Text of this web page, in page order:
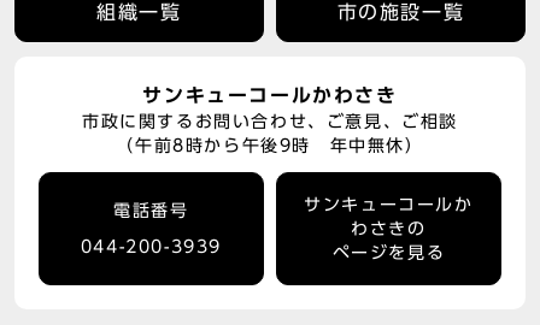
組織一覧 市の施設一覧
サンキューコールかわさき
市政に関するお問い合わせ、ご意見、ご相談
（午前8時から午後9時 年中無休）
電話番号
044-200-3939
サンキューコールか
わさきの
ページを見る